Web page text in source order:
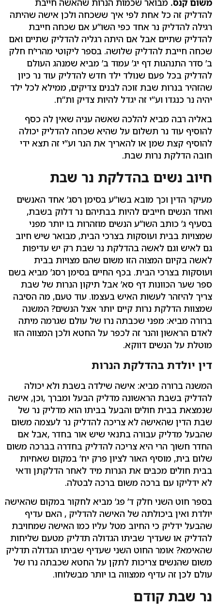
משום קנס. מבואר שכמות הנרות שהאשה חייבת
להדליק זה כל אחת לפי איך ששכחה ולכן אישה שהיתה
רגילה להדליק נר אחד כפי השו”ע אם שכחה חייבת
להדליק שתיים אבל אם היתה רגליה להדליק שתיים ואם
שכחה חייבת להדליק שלושה. בספר ליקוטי מהרי’ח חלק
ב’ סדר התנהגות דף יג’ עמוד ב’ מביא שמנהג העולם
להדליק בכל פעם שנולד ילד חדש להדליק עוד נר כיון
שהזהיר בנרות שבת זוכה לבנים צדיקים, ממילא לכל ילד
יהיה נר כנגדו וע”י זה יגדל להיות צדיק ות”ח.
באליה רבה מביא להלכה שאשה עניה שאין לה כסף
להוסיף עוד נר תשלום על שהיא שכחה להדליק יכולה
להוסיף קצת שמן או להאריך את הנר וע”י זה תצא ידי
חובה הדלקת נרות שבת.
חיוב נשים בהדלקת נר שבת
מעיקר הדין וכך מובא בשו”ע בסימן רסג’ אחד האנשים
ואחד הנשים חייבים להיות בבתיהם נר דלוק בשבת,
בסעיף ג’ כותב השו”ע הנשים מוזהרות בו יותר מפני
שמצויות בבית ועוסקות בצרכי הבית, מבואר שיש חיוב
גם לאיש וגם לאשה בהדלקת נר שבת רק יש עדיפות
לאשה בקיום המצוה הזו משום שהם מצויות בבית
ועוסקות בצרכי הבית. בכף החיים בסימן רסג’ מביא בשם
ספר שער הכוונות דף סא’ אבל תיקון הנרות של שבת
צריך להיזהר לעשות האיש בעצמו. עוד טעם, מה הסיבה
שמצוות הדלקת נרות קיים יותר אצל הנשים? המשנה
ברורה מביא: מפני שכבתה נרו של עולם שגרמה מיתה
לאדם הראשון והנר זה לכפר על החטא ולכן המצווה הזו
מוטלת על הנשים דווקא.
דין יולדת בהדלקת הנרות
המשנה ברורה מביא: אישה שילדה בשבת ולא יכולה
להדליק בשבת הראשונה מדליק הבעל ומברך ,וכן, אישה
שנמצאת בבית חולים והבעל בביתו הוא מדליק נר של
שבת הדין שהאישה לא צריכה להדליק נר לעצמה משום
שהבעל מדליק עבורה בתנאי שיש אור בחדר ,אבל אם
החדר חשוך הרי היא צריכה להדליק בחדרה בברכה משום
שלום בית, מוסיף האור לציון פרק יח’ במקום שאחיות
בבית חולים מכבים את הנרות מיד לאחר הדלקתן ודאי
לא ידליקו עם ברכה משום ברכה לבטלה.
בספר חוט השני חלק ד’ פג’ מביא לחקור במקום שהאישה
יולדת ואין ביכולתה של האישה להדליק , האם עדיף
שהבעל ידליק כי החיוב מטל עליו כמו האישה שמחויבת
להדליק או שעדיך שביתו הגדולה תדליק מטעם שליחות
שהאימא? אומר החוט השני שעדיף שביתו הגדולה תדליק
משום שהנשים צריכות לתקן על החטא שכבתה נרו של
עולם לכן זה עדיף ממצווה בו יותר מבשלוחו.
נר שבת קודם